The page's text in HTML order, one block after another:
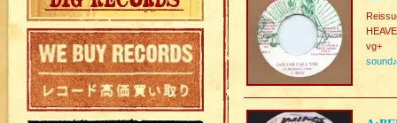
vg+
sound♪